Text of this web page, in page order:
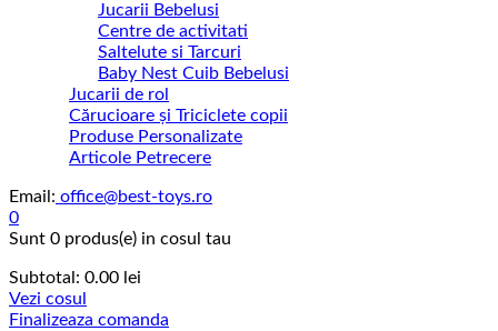
Jucarii Bebelusi
Centre de activitati
Saltelute si Tarcuri
Baby Nest Cuib Bebelusi
Jucarii de rol
Cărucioare și Triciclete copii
Produse Personalizate
Articole Petrecere
Email: office@best-toys.ro
0
Sunt 0 produs(e) in cosul tau
Subtotal: 0.00 lei
Vezi cosul
Finalizeaza comanda